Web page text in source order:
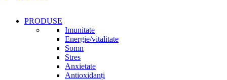
PRODUSE
Imunitate
Energie/vitalitate
Somn
Stres
Anxietate
Antioxidanți